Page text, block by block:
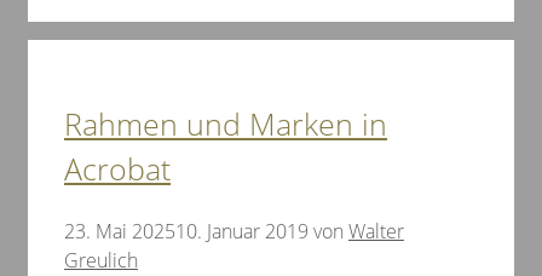
Rahmen und Marken in
Acrobat
23. Mai 202510. Januar 2019 von Walter
Greulich